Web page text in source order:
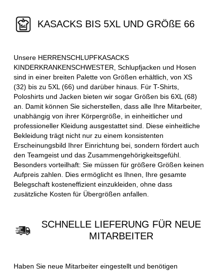
KASACKS BIS 5XL UND GRÖßE 66
Unsere HERRENSCHLUPFKASACKS
KINDERKRANKENSCHWESTER, Schlupfjacken und Hosen
sind in einer breiten Palette von Größen erhältlich, von XS
(32) bis zu 5XL (66) und darüber hinaus. Für T-Shirts,
Poloshirts und Jacken bieten wir sogar Größen bis 6XL (68)
an. Damit können Sie sicherstellen, dass alle Ihre Mitarbeiter,
unabhängig von ihrer Körpergröße, in einheitlicher und
professioneller Kleidung ausgestattet sind. Diese einheitliche
Bekleidung trägt nicht nur zu einem konsistenten
Erscheinungsbild Ihrer Einrichtung bei, sondern fördert auch
den Teamgeist und das Zusammengehörigkeitsgefühl.
Besonders vorteilhaft: Sie müssen für größere Größen keinen
Aufpreis zahlen. Dies ermöglicht es Ihnen, Ihre gesamte
Belegschaft kosteneffizient einzukleiden, ohne dass
zusätzliche Kosten für Übergrößen anfallen.
SCHNELLE LIEFERUNG FÜR NEUE
MITARBEITER
Haben Sie neue Mitarbeiter eingestellt und benötigen